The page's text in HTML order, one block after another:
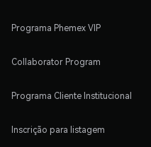
Programa Phemex VIP
Collaborator Program
Programa Cliente Institucional
Inscrição para listagem